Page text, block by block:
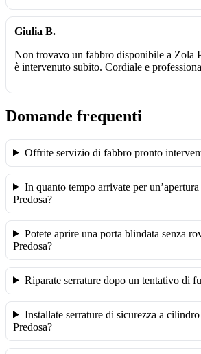
Giulia B.
Non trovavo un fabbro disponibile a Zola
è intervenuto subito. Cordiale e
Domande frequenti
Offrite servizio di fabbro pronto
In quanto tempo arrivate per
Predosa?
Potete aprire una porta blindata senza
Predosa?
Riparate serrature dopo un tentativo di
Installate serrature di sicurezza a
Predosa?